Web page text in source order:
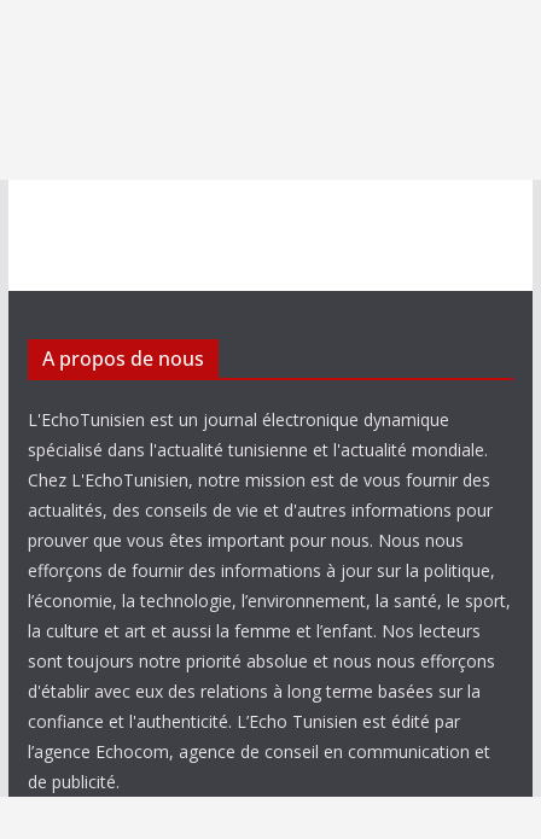
A propos de nous
L'EchoTunisien est un journal électronique dynamique
spécialisé dans l'actualité tunisienne et l'actualité mondiale.
Chez L'EchoTunisien, notre mission est de vous fournir des
actualités, des conseils de vie et d'autres informations pour
prouver que vous êtes important pour nous. Nous nous
efforçons de fournir des informations à jour sur la politique,
l’économie, la technologie, l’environnement, la santé, le sport,
la culture et art et aussi la femme et l’enfant. Nos lecteurs
sont toujours notre priorité absolue et nous nous efforçons
d'établir avec eux des relations à long terme basées sur la
confiance et l'authenticité. L’Echo Tunisien est édité par
l’agence Echocom, agence de conseil en communication et
de publicité.